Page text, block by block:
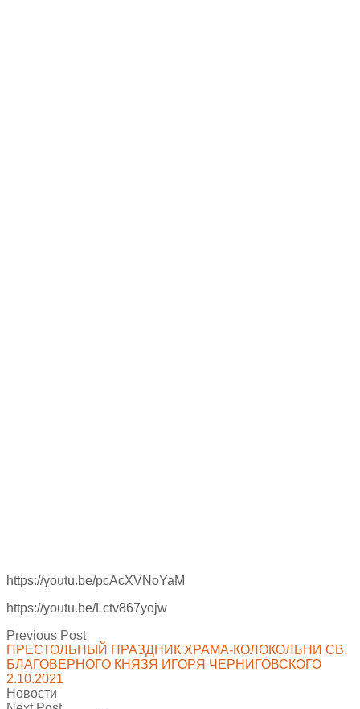
https://youtu.be/pcAcXVNoYaM
https://youtu.be/Lctv867yojw
Previous Post
ПРЕСТОЛЬНЫЙ ПРАЗДНИК ХРАМА-КОЛОКОЛЬНИ СВ.
БЛАГОВЕРНОГО КНЯЗЯ ИГОРЯ ЧЕРНИГОВСКОГО
2.10.2021
Новости